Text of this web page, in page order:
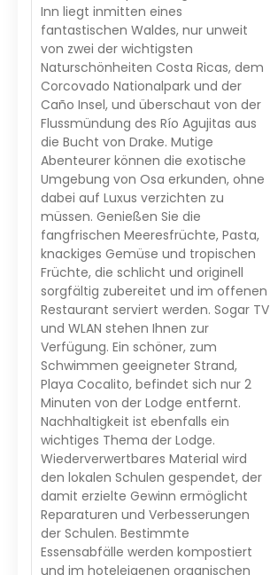
Inn liegt inmitten eines
fantastischen Waldes, nur unweit
von zwei der wichtigsten
Naturschönheiten Costa Ricas, dem
Corcovado Nationalpark und der
Caño Insel, und überschaut von der
Flussmündung des Río Agujitas aus
die Bucht von Drake. Mutige
Abenteurer können die exotische
Umgebung von Osa erkunden, ohne
dabei auf Luxus verzichten zu
müssen. Genießen Sie die
fangfrischen Meeresfrüchte, Pasta,
knackiges Gemüse und tropischen
Früchte, die schlicht und originell
sorgfältig zubereitet und im offenen
Restaurant serviert werden. Sogar TV
und WLAN stehen Ihnen zur
Verfügung. Ein schöner, zum
Schwimmen geeigneter Strand,
Playa Cocalito, befindet sich nur 2
Minuten von der Lodge entfernt.
Nachhaltigkeit ist ebenfalls ein
wichtiges Thema der Lodge.
Wiederverwertbares Material wird
den lokalen Schulen gespendet, der
damit erzielte Gewinn ermöglicht
Reparaturen und Verbesserungen
der Schulen. Bestimmte
Essensabfälle werden kompostiert
und im hoteleigenen organischen